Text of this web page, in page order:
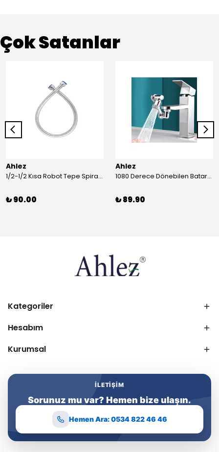
Çok Satanlar
Ahlez
1/2-1/2 Kısa Robot Tepe Spiral Duş Hortumu 60cm
₺ 90.00
Ahlez
1080 Derece Dönebilen Batarya Musluk Başlığı Krom Batarya 2 Fonksiyonlu Musluk Başlığı
₺ 89.90
Kategoriler
Hesabım
Kurumsal
İLETIŞIM
Sorunuz mu var? Hemen bize ulaşın.
Hemen Ara: 0534 822 46 46